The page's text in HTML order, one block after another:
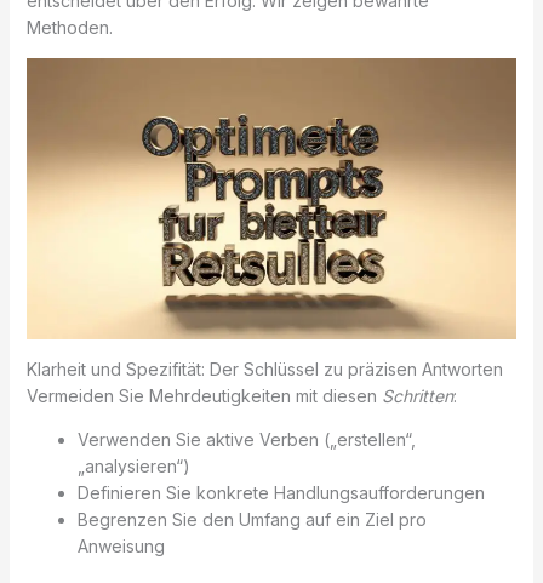
Methoden.
Klarheit und Spezifität: Der Schlüssel zu präzisen Antworten
Vermeiden Sie Mehrdeutigkeiten mit diesen Schritten:
Verwenden Sie aktive Verben („erstellen“,
„analysieren“)
Definieren Sie konkrete Handlungsaufforderungen
Begrenzen Sie den Umfang auf ein Ziel pro
Anweisung